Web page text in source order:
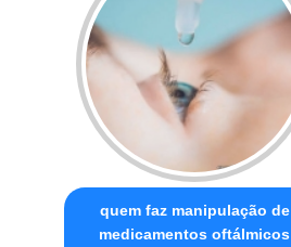
quem faz manipulação de
medicamentos oftálmicos